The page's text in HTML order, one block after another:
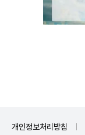
개인정보처리방침